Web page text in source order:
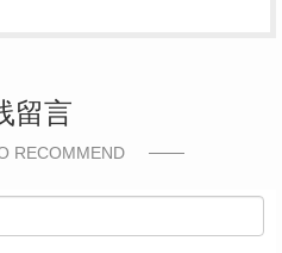
留言
RECOMMEND